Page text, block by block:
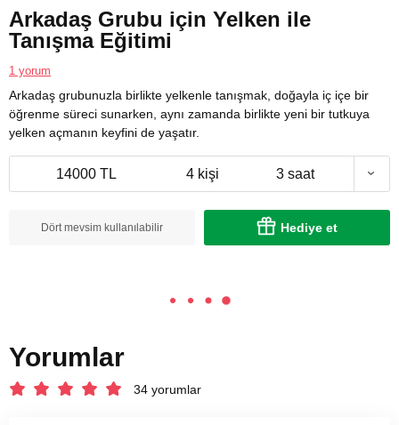
Arkadaş Grubu için Yelken ile
Tanışma Eğitimi
1 yorum
Arkadaş grubunuzla birlikte yelkenle tanışmak, doğayla iç içe bir
öğrenme süreci sunarken, aynı zamanda birlikte yeni bir tutkuya
yelken açmanın keyfini de yaşatır.
14000 TL 4 kişi 3 saat
Dört mevsim kullanılabilir Hediye et
Yorumlar
34 yorumlar